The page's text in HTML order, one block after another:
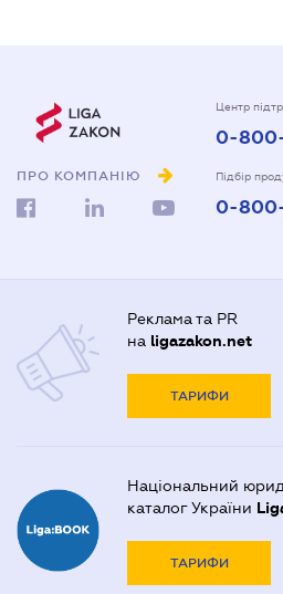
ПРО КОМПАНІЮ
Центр
0-
Підбір
0-
Реклама та PR
на ligazakon.net
ТАРИФИ
Національний
каталог України
ТАРИФИ